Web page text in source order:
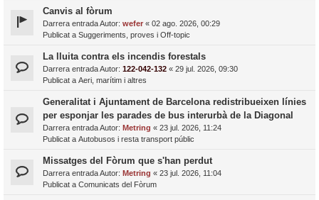
Canvis al fòrum
Darrera entrada Autor: wefer « 02 ago. 2026, 00:29
Publicat a Suggeriments, proves i Off-topic
La lluita contra els incendis forestals
Darrera entrada Autor: 122-042-132 « 29 jul. 2026, 09:30
Publicat a Aeri, marítim i altres
Generalitat i Ajuntament de Barcelona redistribueixen línies
per esponjar les parades de bus interurbà de la Diagonal
Darrera entrada Autor: Metring « 23 jul. 2026, 11:24
Publicat a Autobusos i resta transport públic
Missatges del Fòrum que s'han perdut
Darrera entrada Autor: Metring « 23 jul. 2026, 11:04
Publicat a Comunicats del Fòrum